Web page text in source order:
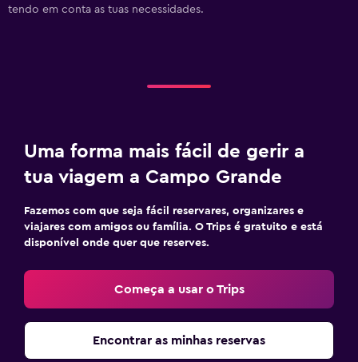
tendo em conta as tuas necessidades.
Uma forma mais fácil de gerir a
tua viagem a Campo Grande
Fazemos com que seja fácil reservares, organizares e
viajares com amigos ou família. O Trips é gratuito e está
disponível onde quer que reserves.
Começa a usar o Trips
Encontrar as minhas reservas